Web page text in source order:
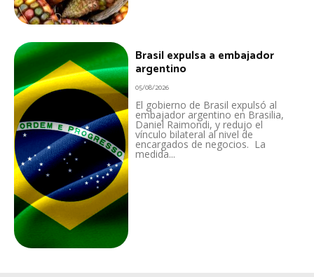
Brasil expulsa a embajador
argentino
05/08/2026
El gobierno de Brasil expulsó al
embajador argentino en Brasilia,
Daniel Raimondi, y redujo el
vínculo bilateral al nivel de
encargados de negocios. La
medida...